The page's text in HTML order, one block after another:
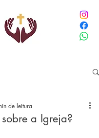
a Igreja?
de leitura